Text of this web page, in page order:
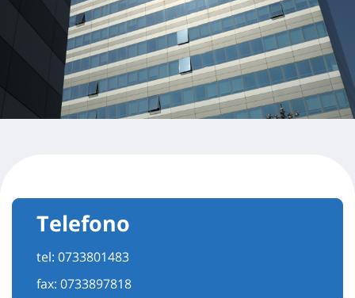
Telefono
tel: 0733801483
fax: 0733897818